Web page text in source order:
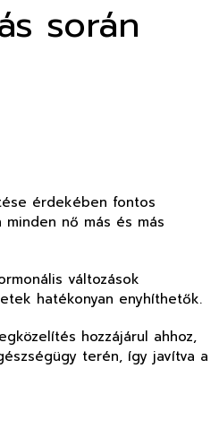
során
érdekében fontos
nő más és más
változások
hatékonyan enyhíthetők.
hozzájárul ahhoz,
terén, így javítva a